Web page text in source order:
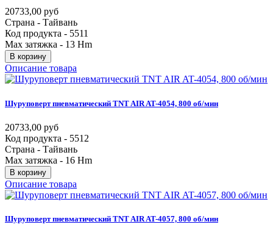
20733,00 руб
Страна - Тайвань
Код продукта - 5511
Max затяжка - 13 Hm
В корзину
Описание товара
Шуруповерт пневматический TNT AIR AT-4054, 800 об/мин
20733,00 руб
Код продукта - 5512
Страна - Тайвань
Max затяжка - 16 Hm
В корзину
Описание товара
Шуруповерт пневматический TNT AIR AT-4057, 800 об/мин